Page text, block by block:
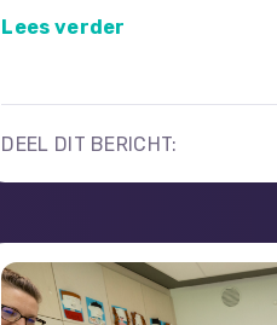
beoordelen. Met aandacht
onderscheiden, bronnen
gekleurd kan zijn.
Lees verder
DEEL DIT BERICHT: